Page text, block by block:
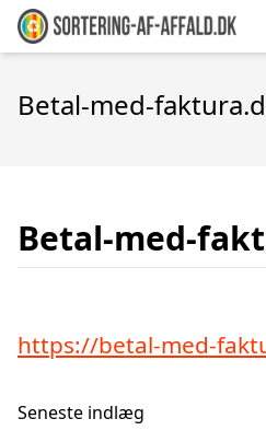
Betal-med-
Betal-med-
https://betal-med-
Seneste indlæg